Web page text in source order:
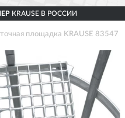
KRAUSE В РОССИИ
площадка KRAUSE